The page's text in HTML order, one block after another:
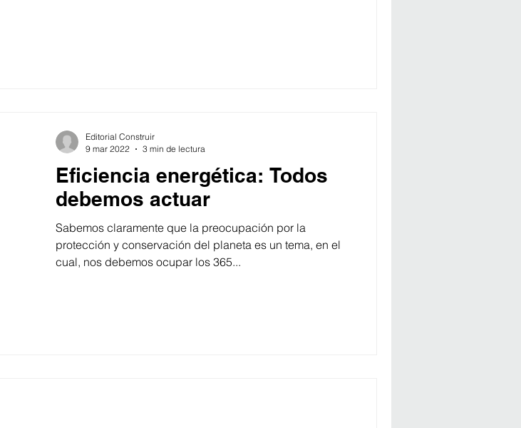
Eficiencia energética: Todos
debemos actuar
Sabemos claramente que la preocupación por la
protección y conservación del planeta es un tema, en el
cual, nos debemos ocupar los 365...
Editorial Construir
9 mar 2022
3 min de lectura